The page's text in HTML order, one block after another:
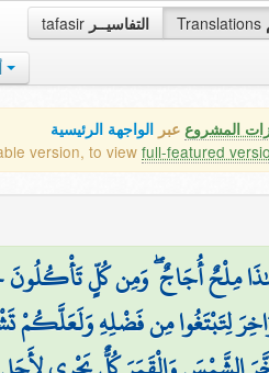
tafasir التفاسيــر Translations
المشروع عبر الواجهة الرئيسية
version, to view full-featured
مِلْحٌ أُجَاجٌ ۖ وَمِن كُلٍّ تَأْكُلُونَ
لِتَبْتَغُوا مِن فَضْلِهِ وَلَعَلَّكُمْ